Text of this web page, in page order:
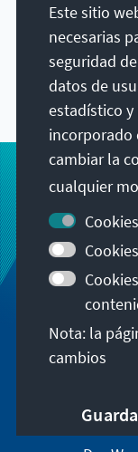
"informes
exclusiva a
Este sitio
necesarias
seguridad
datos de
estadístico
incorporado
cambiar la
cualquier
Nota: la
cambios